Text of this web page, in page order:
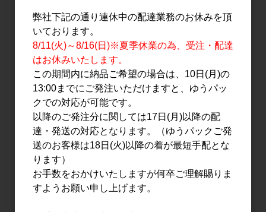
日本酒
山﨑醸 春かすみ 純米吟醸
生原酒 720ml
1,530円
日本酒
720ml
弊社下記の通り連休中の配達業務のお休みを頂
いております。
8/11(火)～8/16(日)※夏季休業の為、受注・配達
はお休みいたします。
この期間内に納品ご希望の場合は、10日(月)の
13:00までにご発注いただけますと、ゆうパッ
クでの対応が可能です。
以降のご発注分に関しては17日(月)以降の配
達・発送の対応となります。（ゆうパックご発
送のお客様は18日(火)以降の着が最短手配とな
ります）
お手数をおかけいたしますが何卒ご理解賜りま
すようお願い申し上げます。